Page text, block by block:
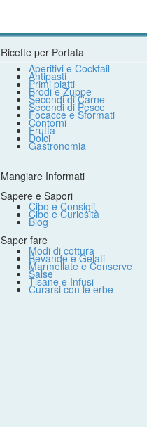
Ricette per Portata
Aperitivi e Cocktail
Antipasti
Primi piatti
Brodi e Zuppe
Secondi di Carne
Secondi di Pesce
Focacce e Sformati
Contorni
Frutta
Dolci
Gastronomia
Mangiare Informati
Sapere e Sapori
Cibo e Consigli
Cibo e Curiosità
Blog
Saper fare
Modi di cottura
Bevande e Gelati
Marmellate e Conserve
Salse
Tisane e Infusi
Curarsi con le erbe